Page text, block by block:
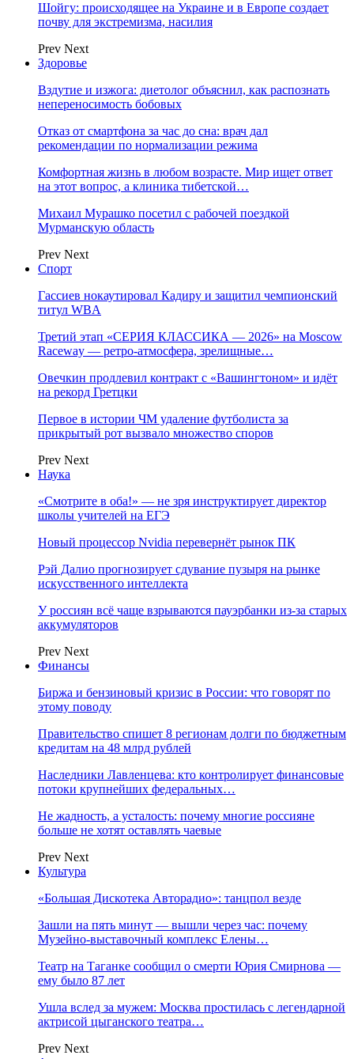
Шойгу: происходящее на Украине и в Европе создает
почву для экстремизма, насилия
Prev Next
Здоровье
Вздутие и изжога: диетолог объяснил, как распознать
непереносимость бобовых
Отказ от смартфона за час до сна: врач дал
рекомендации по нормализации режима
Комфортная жизнь в любом возрасте. Мир ищет ответ
на этот вопрос, а клиника тибетской…
Михаил Мурашко посетил с рабочей поездкой
Мурманскую область
Prev Next
Спорт
Гассиев нокаутировал Кадиру и защитил чемпионский
титул WBA
Третий этап «СЕРИЯ КЛАССИКА — 2026» на Moscow
Raceway — ретро‑атмосфера, зрелищные…
Овечкин продлевил контракт с «Вашингтоном» и идёт
на рекорд Гретцки
Первое в истории ЧМ удаление футболиста за
прикрытый рот вызвало множество споров
Prev Next
Наука
«Смотрите в оба!» — не зря инструктирует директор
школы учителей на ЕГЭ
Новый процессор Nvidia перевернёт рынок ПК
Рэй Далио прогнозирует сдувание пузыря на рынке
искусственного интеллекта
У россиян всё чаще взрываются пауэрбанки из-за старых
аккумуляторов
Prev Next
Финансы
Биржа и бензиновый кризис в России: что говорят по
этому поводу
Правительство спишет 8 регионам долги по бюджетным
кредитам на 48 млрд рублей
Наследники Лавленцева: кто контролирует финансовые
потоки крупнейших федеральных…
Не жадность, а усталость: почему многие россияне
больше не хотят оставлять чаевые
Prev Next
Культура
«Большая Дискотека Авторадио»: танцпол везде
Зашли на пять минут — вышли через час: почему
Музейно-выставочный комплекс Елены…
Театр на Таганке сообщил о смерти Юрия Смирнова —
ему было 87 лет
Ушла вслед за мужем: Москва простилась с легендарной
актрисой цыганского театра…
Prev Next